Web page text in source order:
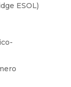
ESOL)